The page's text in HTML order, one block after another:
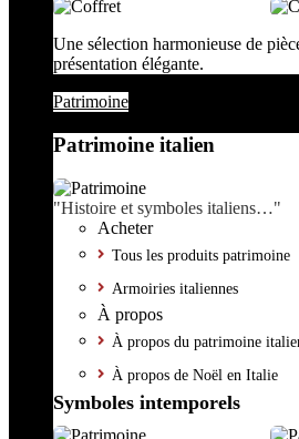
Une sélection harmonieuse de
présentation élégante.
Patrimoine
Patrimoine italien
"Histoire et symboles italiens…"
Acheter
Tous les produits patrimoine
Armoiries italiennes
À propos
À propos du patrimoine
À propos de Noël en Italie
Symboles intemporels